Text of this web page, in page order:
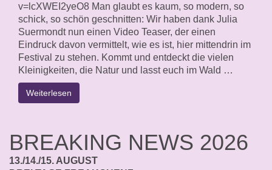
v=lcXWEI2yeO8 Man glaubt es kaum, so modern, so
schick, so schön geschnitten: Wir haben dank Julia
Suermondt nun einen Video Teaser, der einen
Eindruck davon vermittelt, wie es ist, hier mittendrin im
Festival zu stehen. Kommt und entdeckt die vielen
Kleinigkeiten, die Natur und lasst euch im Wald …
Weiterlesen
BREAKING NEWS 2026
13./14./15. AUGUST